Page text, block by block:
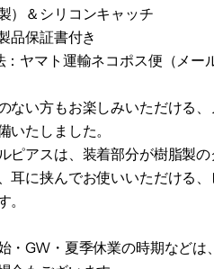
）＆シリコンキャッチ
品保証書付き
ヤマト運輸ネコポス便（メー
ない方もお楽しみいただける
いたしました。
ピアスは、装着部分が樹脂製
耳に挟んでお使いいただける
。
・GW・夏季休業の時期などは